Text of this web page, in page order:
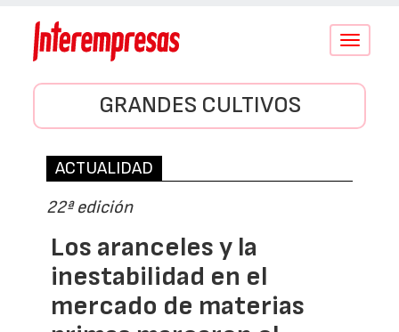
Conmutar
GRANDES CULTIVOS
ACTUALIDAD
22ª edición
Los aranceles y la
inestabilidad en el
mercado de materias